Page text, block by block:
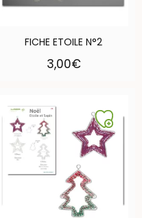
FICHE ETOILE N°2
3,00€